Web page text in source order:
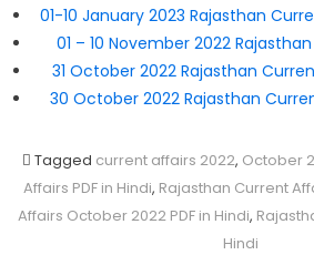
01-10 January 2023 Rajasthan
01 – 10 November 2022
31 October 2022 Rajasthan
30 October 2022 Rajasthan
Tagged current affairs 2022, October
Affairs PDF in Hindi, Rajasthan Current
Affairs October 2022 PDF in Hindi,
Hindi